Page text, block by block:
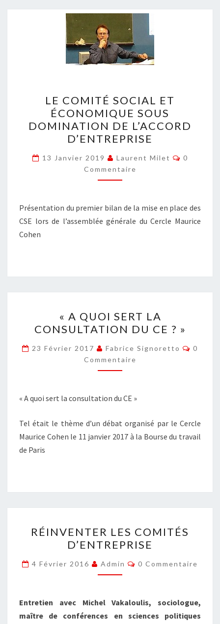
COMITÉ
SOCIAL
ET
ÉCONOMIQUE
SOUS
DOMINATION
DE
D’ENTREPRISE
LE COMITÉ SOCIAL ET
ÉCONOMIQUE SOUS
DOMINATION DE L’ACCORD
D’ENTREPRISE
13 Janvier 2019 Laurent Milet
0
Commentaire
Présentation du premier bilan de la mise en place des
CSE lors de l’assemblée générale du Cercle Maurice
Cohen
QUOI
SERT
LA
CONSULTATION
DU
? »
« A QUOI SERT LA
CONSULTATION DU CE ? »
23 Février 2017 Fabrice Signoretto
0
Commentaire
« A quoi sert la consultation du CE »
Tel était le thème d’un débat organisé par le Cercle
Maurice Cohen le 11 janvier 2017 à la Bourse du travail
de Paris
LES
COMITÉS
D’ENTREPRISE
RÉINVENTER LES COMITÉS
D’ENTREPRISE
4 Février 2016 Admin Commentaires
0 Commentaire
Entretien avec Michel Vakaloulis, sociologue,
maître de conférences en sciences politiques